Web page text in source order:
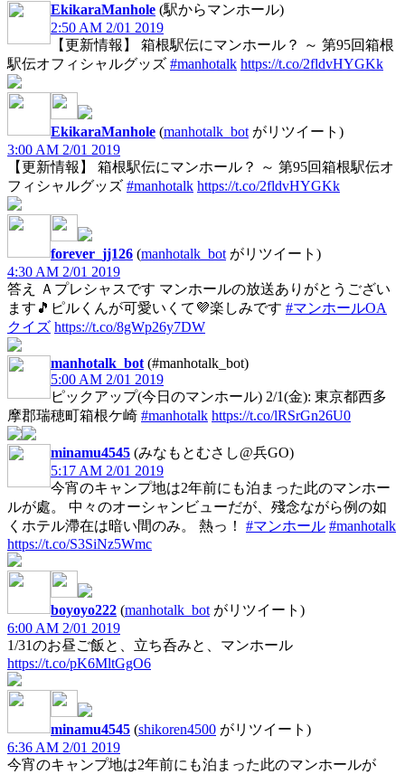
EkikaraManhole (駅からマンホール)
2:50 AM 2/01 2019
【更新情報】 箱根駅伝にマンホール？ ～ 第95回箱根
駅伝オフィシャルグッズ #manhotalk https://t.co/2fldvHYGKk
EkikaraManhole (manhotalk_bot がリツイート)
3:00 AM 2/01 2019
【更新情報】 箱根駅伝にマンホール？ ～ 第95回箱根駅伝オ
フィシャルグッズ #manhotalk https://t.co/2fldvHYGKk
forever_jj126 (manhotalk_bot がリツイート)
4:30 AM 2/01 2019
答え Ａプレシャスです マンホールの放送ありがとうござい
ます🎵ピルくんが可愛いくて💜楽しみです #マンホールOA
クイズ https://t.co/8gWp26y7DW
manhotalk_bot (#manhotalk_bot)
5:00 AM 2/01 2019
ピックアップ(今日のマンホール) 2/1(金): 東京都西多
摩郡瑞穂町箱根ケ崎 #manhotalk https://t.co/lRSrGn26U0
minamu4545 (みなもとむさし@兵GO)
5:17 AM 2/01 2019
今宵のキャンプ地は2年前にも泊まった此のマンホー
ルが處。 中々のオーシャンビューだが、殘念ながら例の如
くホテル滯在は暗い間のみ。 熱っ！ #マンホール #manhotalk
https://t.co/S3SiNz5Wmc
boyoyo222 (manhotalk_bot がリツイート)
6:00 AM 2/01 2019
1/31のお昼ご飯と、立ち呑みと、マンホール
https://t.co/pK6MltGgO6
minamu4545 (shikoren4500 がリツイート)
6:36 AM 2/01 2019
今宵のキャンプ地は2年前にも泊まった此のマンホールが